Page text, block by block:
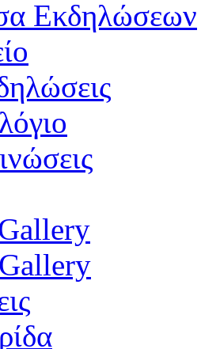
Εκδηλώσεων